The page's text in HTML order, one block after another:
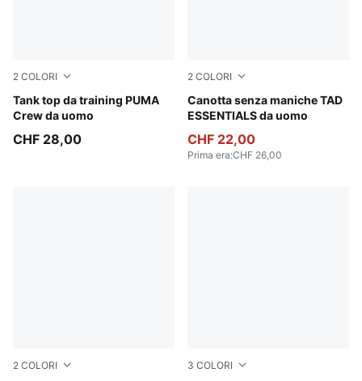
2 COLORI
Tank top da training PUMA
Crew da uomo
Puma White
CHF 28,00
2 COLORI
Canotta senza maniche TAD
ESSENTIALS da uomo
Puma Black
CHF 22,00
Prima era:CHF 26,00
2 COLORI 3 COLORI